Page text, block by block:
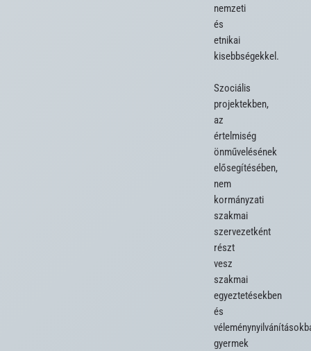
nemzeti
és
etnikai
kisebbségekkel.
Szociális
projektekben,
az
értelmiség
önművelésének
elősegítésében,
nem
kormányzati
szakmai
szervezetként
részt
vesz
szakmai
egyeztetésekben
és
gyermek